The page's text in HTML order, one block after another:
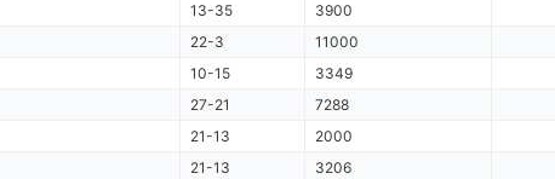
13-35
3900
22-3
11000
10-15
3349
27-21
7288
21-13
2000
21-13
3206